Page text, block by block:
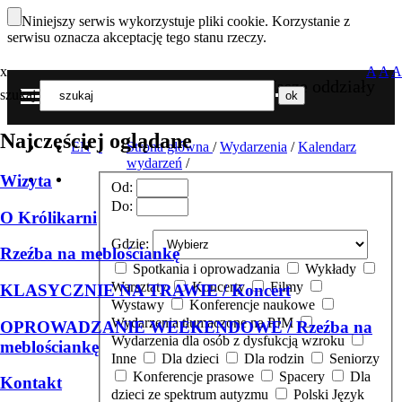
Niniejszy serwis wykorzystuje pliki cookie. Korzystanie z
serwisu oznacza akceptację tego stanu rzeczy.
Nasze oddziały
MENU
x
szukaj
Najczęściej oglądane
Wizyta
O Królikarni
Rzeźba na meblościankę
KLASYCZNIE NA TRAWIE / Koncert
OPROWADZANIE WEEKENDOWE / Rzeźba na
meblościankę
Kontakt
AAA
EN Strona główna / Wydarzenia /Kalendarz
wydarzeń /
Od:
Do:
Gdzie:
Spotkania i oprowadzania
Wykłady
Warsztaty
Koncerty
Filmy
Wystawy
Konferencje naukowe
Wydarzenia tłumaczone na PJM
Wydarzenia dla osób z dysfukcją wzroku
Inne
Dla dzieci Dla rodzin
Seniorzy
Konferencje prasowe
Spacery
dzieci ze spektrum autyzmu